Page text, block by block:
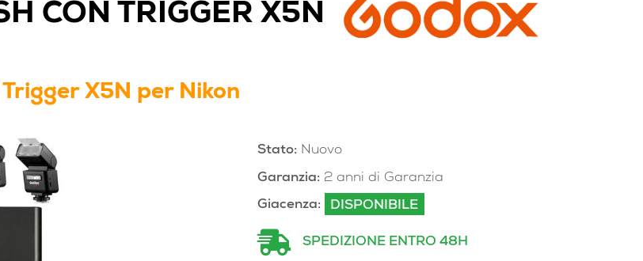
CON TRIGGER X5N
X5N per Nikon
Stato: Nuovo
Garanzia: 2 anni di Garanzia
Giacenza: DISPONIBILE
SPEDIZIONE ENTRO 48H